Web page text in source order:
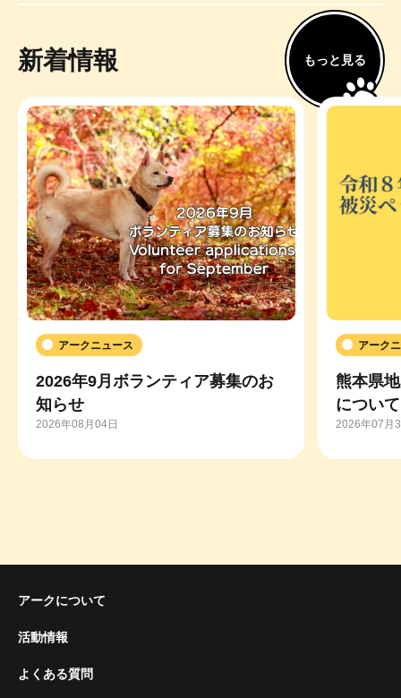
新着情報 もっと見る
アークニュース
2026年9月ボランティア募集のお
知らせ
2026年08月04日
アーク
熊本県
について
2026年07月
アークについて
活動情報
よくある質問